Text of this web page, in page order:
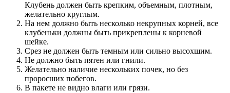
Клубень должен быть крепким, объемным, плотным,
желательно круглым.
На нем должно быть несколько некрупных корней, все
клубеньки должны быть прикреплены к корневой
шейке.
Срез не должен быть темным или сильно высохшим.
Не должно быть пятен или гнили.
Желательно наличие нескольких почек, но без
проросших побегов.
В пакете не видно влаги или грязи.